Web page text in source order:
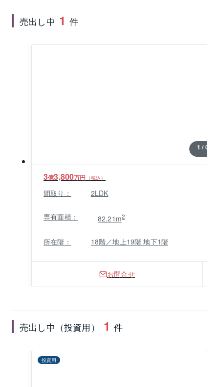
す。24時間セキュリティシステム、24時間有人管理、
駐車場入口には電動シャッターゲート、防犯カメラ、
カラーTVモニター付きインターホンと連動したエント
売出し中 1 件
1 / 0
3億3,800万円 （税込）
間取り： 2LDK
専有面積： 82.21m2
所在階： 18階／地上19階 地下1階
お問合せ
売出し中（投資用） 1 件
投資用